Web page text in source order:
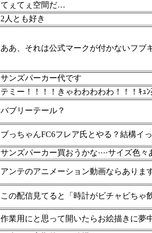
てぇてぇ空間だ…
2人とも好き
ああ、それは公式マークが付かないフブ
サンズパーカー代です
テミー！！！！きゃわわわわわ！！！ｷｭ
バブリーテール？
ブっちゃんFC6フレア氏とやる？結構イ
サンズパーカー買おうかな····サイズ色々
アンテのアニメーション動画ならありま
この配信見てると「時計がビチャビち
作業用にと思って開いたらお絵描きに夢